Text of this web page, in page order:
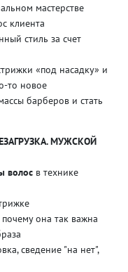
мастерстве
клиента
стиль за счет
«под насадку» и
то новое
барберов и стать
МУЖСКОЙ
волос в технике
почему она так важна
сведение "на нет",